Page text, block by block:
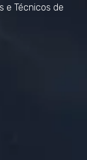
e Técnicos de